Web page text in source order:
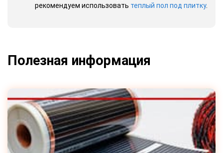
рекомендуем использовать теплый пол под плитку.
Полезная информация